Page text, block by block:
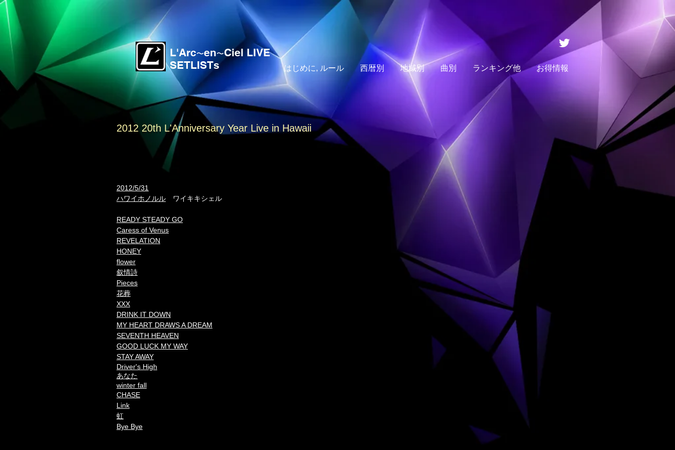
L'Arc〜en〜Ciel LIVE
SETLISTs
はじめに, ルール 西暦別 地域別 曲別 ランキング他 お得情報
2012 20th L'Anniversary Year Live in Hawaii
2012/5/31
ハワイホノルル ワイキキシェル
READY STEADY GO
Caress of Venus
REVELATION
HONEY
flower
叙情詩
Pieces
花葬
XXX
DRINK IT DOWN
MY HEART DRAWS A DREAM
SEVENTH HEAVEN
GOOD LUCK MY WAY
STAY AWAY
Driver's High
あなた
winter fall
CHASE
Link
虹
Bye Bye